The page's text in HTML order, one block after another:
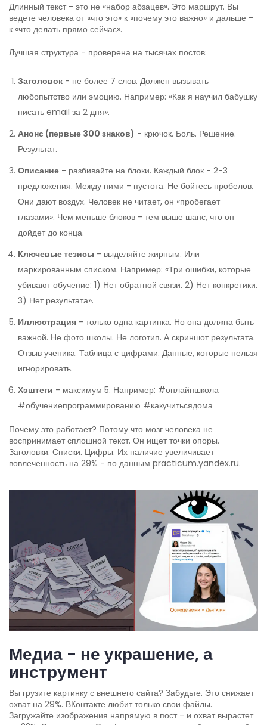
Длинный текст - это не «набор абзацев». Это маршрут. Вы
ведете человека от «что это» к «почему это важно» и дальше -
к «что делать прямо сейчас».
Лучшая структура - проверена на тысячах постов:
Заголовок - не более 7 слов. Должен вызывать
любопытство или эмоцию. Например: «Как я научил бабушку
писать email за 2 дня».
Анонс (первые 300 знаков) - крючок. Боль. Решение.
Результат.
Описание - разбивайте на блоки. Каждый блок - 2-3
предложения. Между ними - пустота. Не бойтесь пробелов.
Они дают воздух. Человек не читает, он «пробегает
глазами». Чем меньше блоков - тем выше шанс, что он
дойдет до конца.
Ключевые тезисы - выделяйте жирным. Или
маркированным списком. Например: «Три ошибки, которые
убивают обучение: 1) Нет обратной связи. 2) Нет конкретики.
3) Нет результата».
Иллюстрация - только одна картинка. Но она должна быть
важной. Не фото школы. Не логотип. А скриншот результата.
Отзыв ученика. Таблица с цифрами. Данные, которые нельзя
игнорировать.
Хэштеги - максимум 5. Например: #онлайншкола
#обучениепрограммированию #какучитьсядома
Почему это работает? Потому что мозг человека не
воспринимает сплошной текст. Он ищет точки опоры.
Заголовки. Списки. Цифры. Их наличие увеличивает
вовлеченность на 29% - по данным practicum.yandex.ru.
Медиа - не украшение, а
инструмент
Вы грузите картинку с внешнего сайта? Забудьте. Это снижает
охват на 29%. ВКонтакте любит только свои файлы.
Загружайте изображения напрямую в пост - и охват вырастет